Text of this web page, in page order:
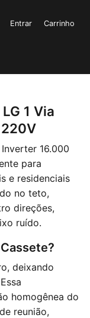
Entrar Carrinho
1 Via
16.000
para
e residenciais
no teto,
direções,
ruído.
deixando
homogênea do
reunião,